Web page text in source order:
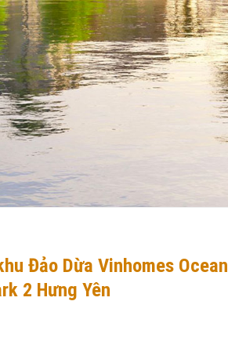
Đảo Dừa Vinhomes Ocean
2 Hưng Yên